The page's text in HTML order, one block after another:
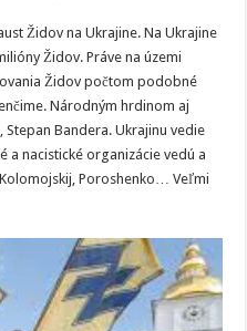
Židov na Ukrajine. Na Ukrajine
Židov. Práve na územi
Židov počtom podobné
Národným hrdinom aj
Stepan Bandera. Ukrajinu vedie
a nacistické organizácie vedú a
Poroshenko… Veľmi